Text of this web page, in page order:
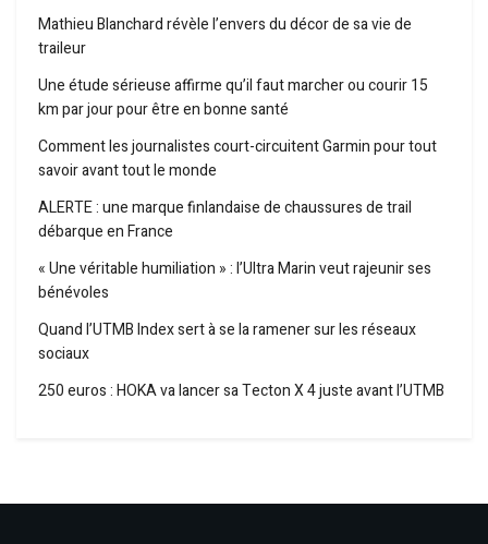
Mathieu Blanchard révèle l’envers du décor de sa vie de
traileur
Une étude sérieuse affirme qu’il faut marcher ou courir 15
km par jour pour être en bonne santé
Comment les journalistes court-circuitent Garmin pour tout
savoir avant tout le monde
ALERTE : une marque finlandaise de chaussures de trail
débarque en France
« Une véritable humiliation » : l’Ultra Marin veut rajeunir ses
bénévoles
Quand l’UTMB Index sert à se la ramener sur les réseaux
sociaux
250 euros : HOKA va lancer sa Tecton X 4 juste avant l’UTMB